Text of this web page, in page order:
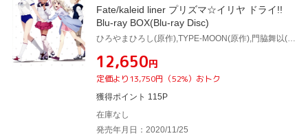
Fate/kaleid liner プリズマ☆イリヤ ドライ!!
Blu-ray BOX(Blu-ray Disc)
ひろやまひろし(原作),TYPE-MOON(原作),門脇舞以(イリヤスフィール・フォン・アインツベルン),名塚佳織(美遊・エーデルフェルト),斎藤千和(クロエ・フォン・アインツベルン),福圓美里(田中),平田和也(キャラクターデザイン),TECHNOBOYS PULCRAFT GREEN-FUND(音楽)
¥12,650円
定価より13,750円（52%）おトク
獲得ポイント 115P
在庫なし
発売年月日：2020/11/25